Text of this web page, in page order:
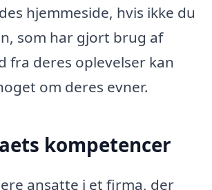
hjemmeside, hvis ikke du
som har gjort brug af
fra deres oplevelser kan
om deres evner.
kompetencer
ansatte i et firma, der